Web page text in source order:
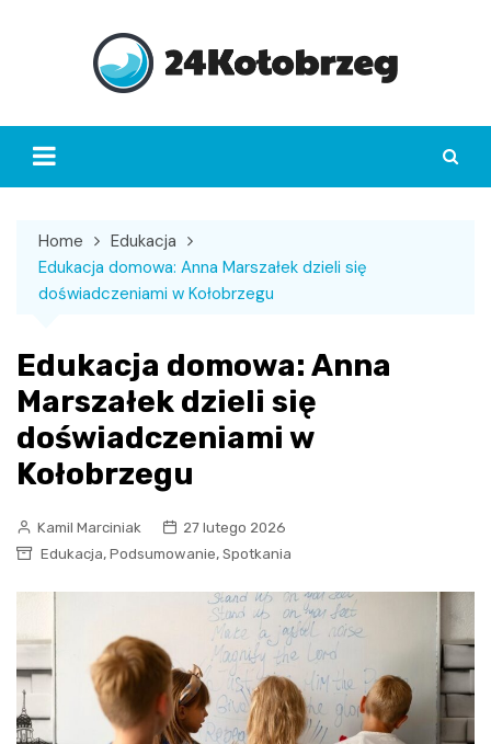
Home
Edukacja
Edukacja domowa: Anna Marszałek dzieli się
doświadczeniami w Kołobrzegu
Edukacja domowa: Anna
Marszałek dzieli się
doświadczeniami w
Kołobrzegu
Kamil Marciniak
27 lutego 2026
Edukacja, Podsumowanie, Spotkania